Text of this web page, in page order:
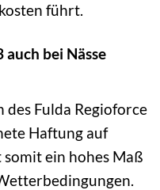
führt.
auch bei Nässe
des Fulda Regioforce
Haftung auf
ein hohes Maß